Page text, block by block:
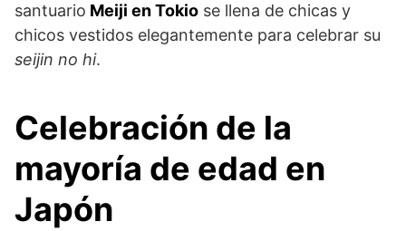
santuario Meiji en Tokio se llena de chicas y
chicos vestidos elegantemente para celebrar su
seijin no hi.
Celebración de la
mayoría de edad en
Japón